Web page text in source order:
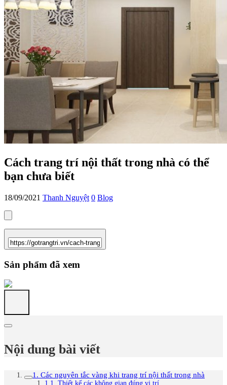
Cách trang trí nội thất trong nhà có thể
bạn chưa biết
18/09/2021 Thanh Nguyệt 0 Blog
Sản phẩm đã xem
Nội dung bài viết
1. Các nguyên tắc vàng khi trang trí nội thất trong nhà
1.1. Thiết kế các không gian đúng vị trí